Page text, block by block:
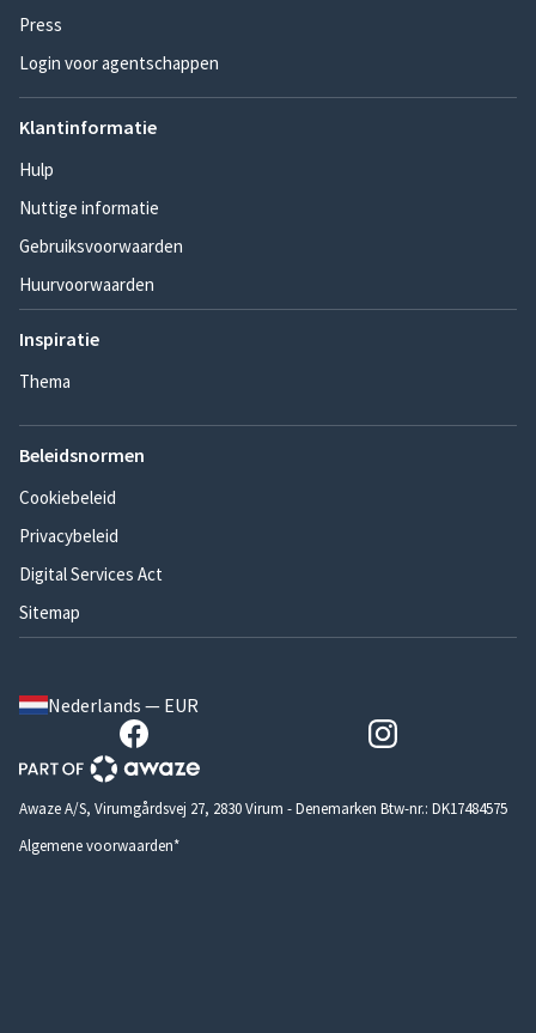
Press
Login voor agentschappen
Klantinformatie
Hulp
Nuttige informatie
Gebruiksvoorwaarden
Huurvoorwaarden
Inspiratie
Thema
Beleidsnormen
Cookiebeleid
Privacybeleid
Digital Services Act
Sitemap
Nederlands — EUR
Awaze A/S, Virumgårdsvej 27, 2830 Virum - Denemarken Btw-nr.: DK17484575
Algemene voorwaarden*